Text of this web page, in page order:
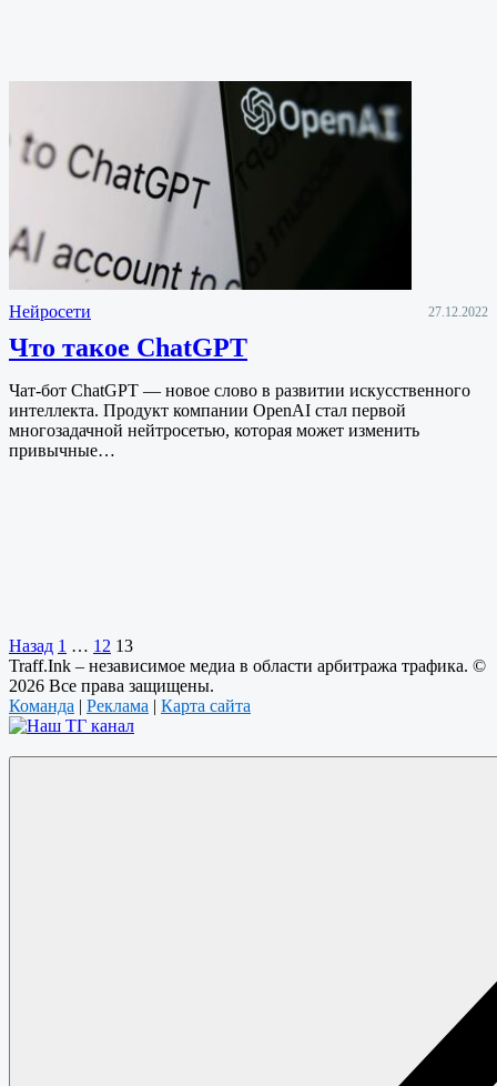
Нейросети 27.12.2022
Что такое ChatGPT
Чат-бот ChatGPT — новое слово в развитии искусственного
интеллекта. Продукт компании OpenAI стал первой
многозадачной нейтросетью, которая может изменить
привычные…
Назад 1 … 12 13
Traff.Ink – независимое медиа в области арбитража трафика. ©
2026 Все права защищены.
Команда | Реклама | Карта сайта